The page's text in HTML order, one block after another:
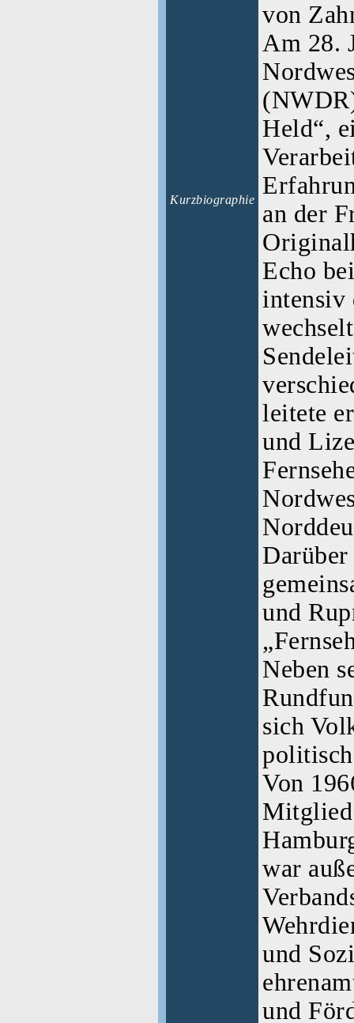
Kurzbiographie
von
Am 28.
Held“,
an der
Echo
intensiv
leitete
und
und
Neben
sich
Von
war
und
und